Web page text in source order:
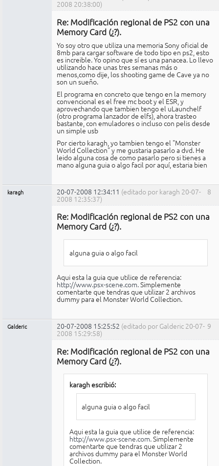
2008 20:38:00)
Re: Modificación regional de PS2 con una
Memory Card (¿?).
Yo soy otro que utiliza una memoria Sony oficial de
8mb para cargar software de todo tipo en ps2, esto
es increible. Yo opino que sí es una panacea. Lo llevo
utilizando hace unas tres semanas más o
menos,como dije, los shooting game de Cave ya no
son un sueño.
El programa en concreto que tengo en la memory
convencional es el free mc boot y el ESR, y
aprovechando que tambien tengo el uLaunchelf
(otro programa lanzador de elfs), ahora trasteo
bastante, con emuladores o incluso con pelis desde
un simple usb
Por cierto karagh, yo tambien tengo el "Monster
World Collection" y me gustaria pasarlo a dvd. He
leido alguna cosa de como pasarlo pero si tienes a
mano alguna guia o algo facil por aquí, estaria bien
8
karagh 20-07-2008 12:34:11 (editado por karagh 20-07-
2008 12:35:37)
Re: Modificación regional de PS2 con una
Memory Card (¿?).
alguna guia o algo facil
Aqui esta la guia que utilice de referencia:
http://www.psx-scene.com.Simplemente
comentarte que tendras que utilizar 2 archivos
dummy para el Monster World Collection.
9
Galderic 20-07-2008 15:25:52 (editado por Galderic 20-07-
2008 15:29:58)
Re: Modificación regional de PS2 con una
Memory Card (¿?).
karagh escribió:
alguna guia o algo facil
Aqui esta la guia que utilice de referencia:
http://www.psx-scene.com.Simplemente
comentarte que tendras que utilizar 2
archivos dummy para el Monster World
Collection.